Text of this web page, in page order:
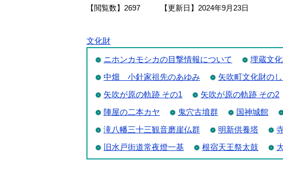
【閲覧数】 2697 【更新日】 2024年9月23日
文化財
ニホンカモシカの目撃情報について 埋蔵文
中畑 小針家祖先のあゆみ 矢吹町文化財のし
矢吹が原の軌跡 その1 矢吹が原の軌跡 その2
陣屋の二本カヤ 鬼穴古墳群 国神城館
滝八幡三十三観音磨崖仏群 明新供養塔
旧水戸街道常夜燈一基 根宿天王祭太鼓